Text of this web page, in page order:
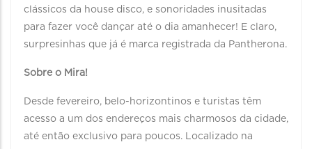
clássicos da house disco, e sonoridades inusitadas
para fazer você dançar até o dia amanhecer! E claro,
surpresinhas que já é marca registrada da Pantherona.
Sobre o Mira!
Desde fevereiro, belo-horizontinos e turistas têm
acesso a um dos endereços mais charmosos da cidade,
até então exclusivo para poucos. Localizado na